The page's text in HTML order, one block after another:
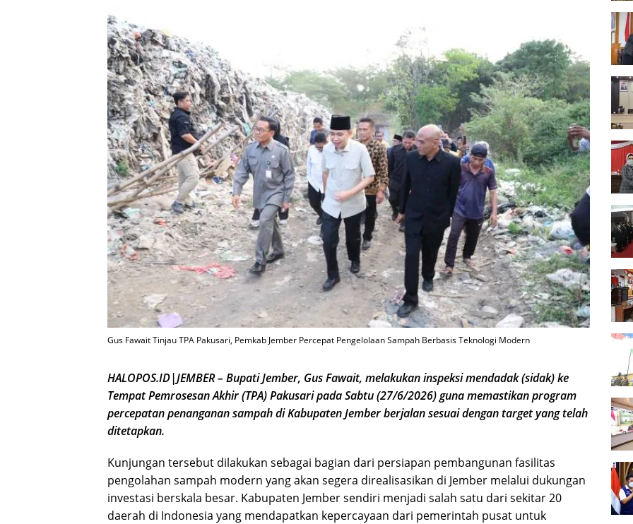
Gus Fawait Tinjau TPA Pakusari, Pemkab Jember Percepat Pengelolaan Sampah Berbasis Teknologi Modern
HALOPOS.ID|JEMBER – Bupati Jember, Gus Fawait, melakukan inspeksi mendadak (sidak) ke
Tempat Pemrosesan Akhir (TPA) Pakusari pada Sabtu (27/6/2026) guna memastikan program
percepatan penanganan sampah di Kabupaten Jember berjalan sesuai dengan target yang telah
ditetapkan.
Kunjungan tersebut dilakukan sebagai bagian dari persiapan pembangunan fasilitas
pengolahan sampah modern yang akan segera direalisasikan di Jember melalui dukungan
investasi berskala besar. Kabupaten Jember sendiri menjadi salah satu dari sekitar 20
daerah di Indonesia yang mendapatkan kepercayaan dari pemerintah pusat untuk